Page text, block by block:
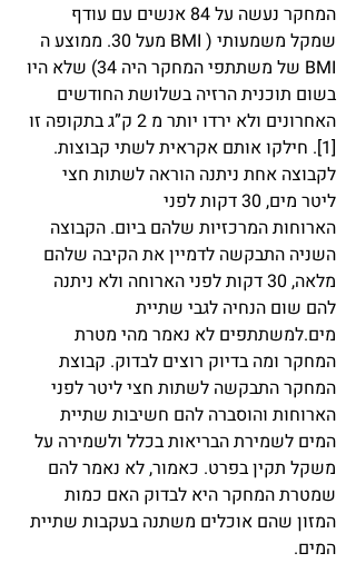
המחקר נעשה על 84 אנשים עם עודף
שמקל משמעותי ( BMI מעל 30. ממוצע ה
BMI של משתתפי המחקר היה 34) שלא היו
בשום תוכנית הרזיה בשלושת החודשים
האחרונים ולא ירדו יותר מ 2 ק”ג בתקופה זו
[1]. חילקו אותם אקראית לשתי קבוצות.
לקבוצה אחת ניתנה הוראה לשתות חצי
ליטר מים, 30 דקות לפני
הארוחות המרכזיות שלהם ביום. הקבוצה
השניה התבקשה לדמיין את הקיבה שלהם
מלאה, 30 דקות לפני הארוחה ולא ניתנה
להם שום הנחיה לגבי שתיית
מים.למשתתפים לא נאמר מהי מטרת
המחקר ומה בדיוק רוצים לבדוק. קבוצת
המחקר התבקשה לשתות חצי ליטר לפני
הארוחות והוסברה להם חשיבות שתיית
המים לשמירת הבריאות בכלל ולשמירה על
משקל תקין בפרט. כאמור, לא נאמר להם
שמטרת המחקר היא לבדוק האם כמות
המזון שהם אוכלים משתנה בעקבות שתיית
המים.